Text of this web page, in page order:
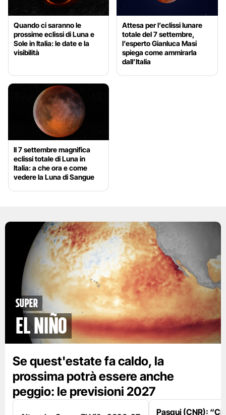
Quando ci saranno le
prossime eclissi di Luna e
Sole in Italia: le date e la
visibilità
Attesa per l’eclissi lunare
totale del 7 settembre,
l’esperto Gianluca Masi
spiega come ammirarla
dall’Italia
Il 7 settembre magnifica
eclissi totale di Luna in
Italia: a che ora e come
vedere la Luna di Sangue
Super
El Niño
Se quest'estate fa caldo, la
prossima potrà essere anche
peggio: le previsioni 2027
Pasqui (CNR):